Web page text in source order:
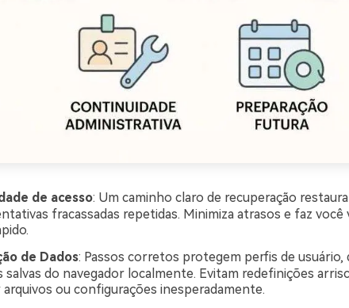
de acesso: Um caminho claro de recuperação
fracassadas repetidas. Minimiza atrasos e faz
de Dados: Passos corretos protegem perfis de usuário,
salvas do navegador localmente. Evitam redefinições
arquivos ou configurações inesperadamente.